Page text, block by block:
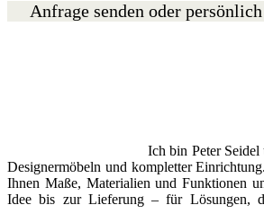
Anfrage senden oder
Ich bin Peter Seidel
Designermöbeln und kompletter
Ihnen Maße, Materialien und Funktionen
Idee bis zur Lieferung – für Lösungen,